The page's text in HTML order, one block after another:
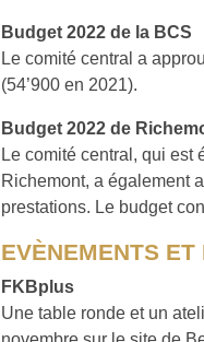
Budget 2022 de la BCS
Le comité central a
(54’900 en 2021).
Budget 2022 de
Le comité central, qui est
Richemont, a également
prestations. Le budget
EVÈNEMENTS ET
FKBplus
Une table ronde et un